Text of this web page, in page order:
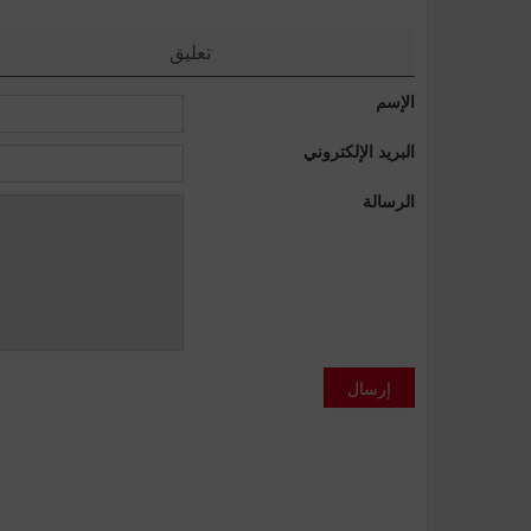
تعليق
الإسم
البريد الإلكتروني
الرسالة
إرسال